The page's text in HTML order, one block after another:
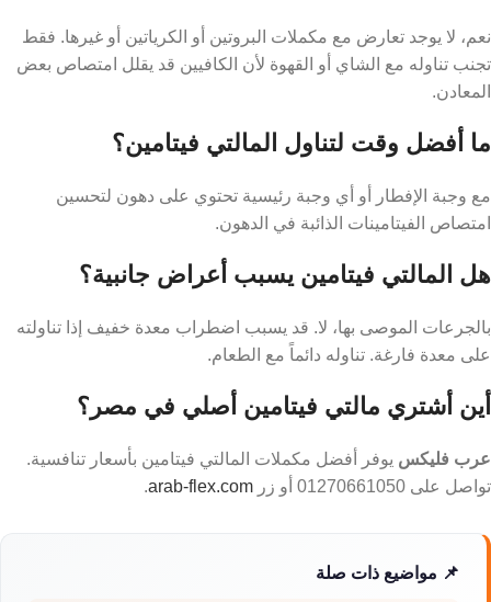
نعم، لا يوجد تعارض مع مكملات البروتين أو الكرياتين أو غيرها. فقط
تجنب تناوله مع الشاي أو القهوة لأن الكافيين قد يقلل امتصاص بعض
المعادن.
ما أفضل وقت لتناول المالتي فيتامين؟
مع وجبة الإفطار أو أي وجبة رئيسية تحتوي على دهون لتحسين
امتصاص الفيتامينات الذائبة في الدهون.
هل المالتي فيتامين يسبب أعراض جانبية؟
بالجرعات الموصى بها، لا. قد يسبب اضطراب معدة خفيف إذا تناولته
على معدة فارغة. تناوله دائماً مع الطعام.
أين أشتري مالتي فيتامين أصلي في مصر؟
عرب فليكس يوفر أفضل مكملات المالتي فيتامين بأسعار تنافسية.
تواصل على 01270661050 أو زر
arab-flex.com
.
📌 مواضيع ذات صلة